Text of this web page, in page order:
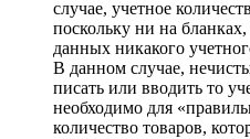
случае, учетное
поскольку ни на
данных никакого
В данном случае,
писать или вводить то
необходимо для
количество товаров,